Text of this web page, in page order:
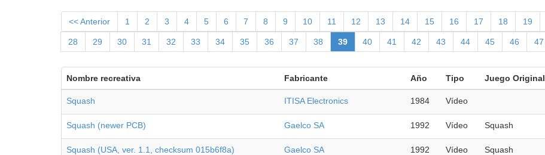
<< Anterior 1 2 3 4 5 6 7 8 9 10 11 12 13 14 15 16 17 18 19
28 29 30 31 32 33 34 35 36 37 38 39 40 41 42 43 44 45 46 47
Nombre recreativa Fabricante Año Tipo Juego Original
Squash ITISA Electronics 1984 Vídeo
Squash (newer PCB) Gaelco SA 1992 Vídeo Squash
Squash (USA, ver. 1.1, checksum 015b6f8a) Gaelco SA 1992 Vídeo Squash